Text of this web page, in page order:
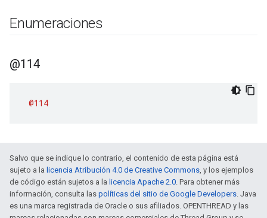
Enumeraciones
@114
@114
Salvo que se indique lo contrario, el contenido de esta página está
sujeto a la licencia Atribución 4.0 de Creative Commons, y los ejemplos
de código están sujetos a la licencia Apache 2.0. Para obtener más
información, consulta las políticas del sitio de Google Developers. Java
es una marca registrada de Oracle o sus afiliados. OPENTHREAD y las